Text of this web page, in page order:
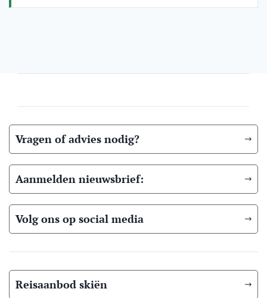
Vragen of advies nodig?
Aanmelden nieuwsbrief:
Volg ons op social media
Reisaanbod skiën